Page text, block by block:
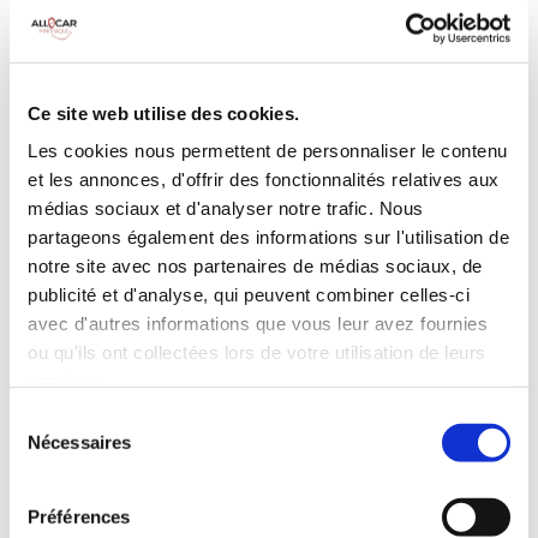
Ce site web utilise des cookies.
Les cookies nous permettent de personnaliser le contenu
et les annonces, d'offrir des fonctionnalités relatives aux
médias sociaux et d'analyser notre trafic. Nous
partageons également des informations sur l'utilisation de
notre site avec nos partenaires de médias sociaux, de
publicité et d'analyse, qui peuvent combiner celles-ci
avec d'autres informations que vous leur avez fournies
ou qu'ils ont collectées lors de votre utilisation de leurs
Nécessaires
Préférences
100 CV
INCLUS À LA LOCATION
Killométrage illimité
Assurance tous risques (hors franchise)
Carburant : plein à rendre plein
CONDITIONS DE LOCATION
Age minimum :20 ans
ASSURANCE